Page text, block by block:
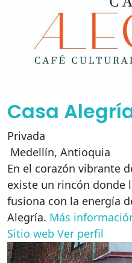
Casa
Privada
Medellín, Antioquia
En el corazón vibrante
existe un rincón donde
fusiona con la energía
Alegría. Más
Sitio web Ver perfil